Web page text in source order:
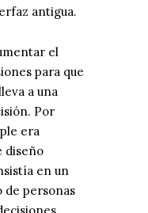
antigua.
el
para que
a una
Por
era
diseño
en un
personas